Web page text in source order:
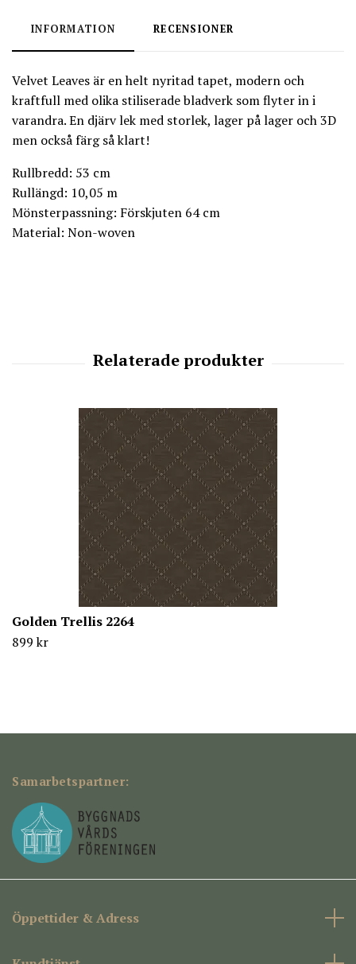
INFORMATION RECENSIONER
Velvet Leaves är en helt nyritad tapet, modern och
kraftfull med olika stiliserade bladverk som flyter in i
varandra. En djärv lek med storlek, lager på lager och 3D
men också färg så klart!
Rullbredd: 53 cm
Rullängd: 10,05 m
Mönsterpassning: Förskjuten 64 cm
Material: Non-woven
Golden Trellis 2264
899 kr
Samarbetspartner:
Öppettider & Adress